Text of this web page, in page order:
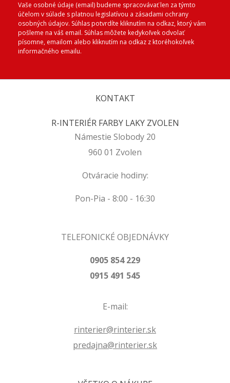
Vaše osobné údaje (email) budeme spracovávať len za týmto
účelom v súlade s platnou legislatívou a zásadami ochrany
osobných údajov. Súhlas potvrdíte kliknutím na odkaz, ktorý vám
pošleme na váš email. Súhlas môžete kedykoľvek odvolať
písomne, emailom alebo kliknutím na odkaz z ktoréhokoľvek
informačného emailu.
KONTAKT
R-INTERIÉR FARBY LAKY ZVOLEN
Námestie Slobody 20
960 01 Zvolen
Otváracie hodiny:
Pon-Pia - 8:00 - 16:30
TELEFONICKÉ OBJEDNÁVKY
0905 854 229
0915 491 545
E-mail:
rinterier@rinterier.sk
predajna@rinterier.sk